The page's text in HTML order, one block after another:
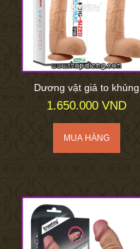
Dương vật giả to khủng
1.650.000 VND